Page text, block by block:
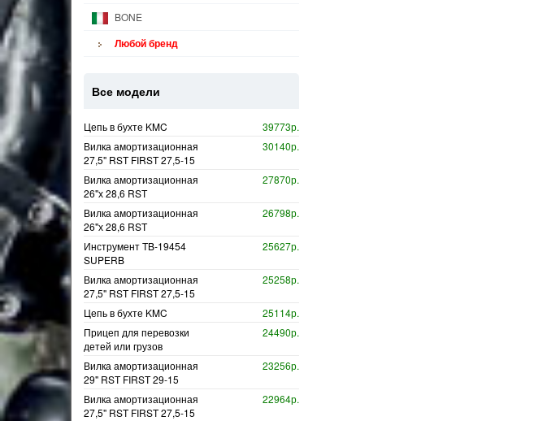
BONE
Любой бренд
Все модели
Цепь в бухте KMC
39773р.
Вилка амортизационная
27,5" RST FIRST 27,5-15
30140р.
Вилка амортизационная
26"х 28,6 RST
27870р.
Вилка амортизационная
26"х 28,6 RST
26798р.
Инструмент TB-19454
SUPERB
25627р.
Вилка амортизационная
27,5" RST FIRST 27,5-15
25258р.
Цепь в бухте KMC
25114р.
Прицеп для перевозки
детей или грузов
24490р.
Вилка амортизационная
29" RST FIRST 29-15
23256р.
Вилка амортизационная
27,5" RST FIRST 27,5-15
22964р.